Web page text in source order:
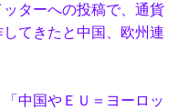
ッターへの投稿で、通貨
てきたと中国、欧州連
中国やＥＵ＝ヨーロッ